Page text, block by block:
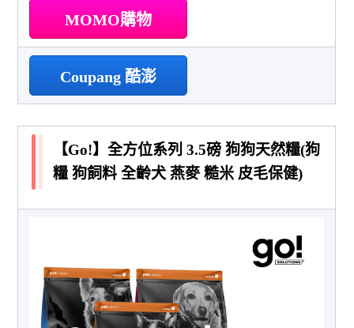
MOMO購物
Coupang 酷澎
【Go!】全方位系列 3.5磅 狗狗天然糧(狗
糧 狗飼料 全齡犬 燕麥 糙米 皮毛保健)